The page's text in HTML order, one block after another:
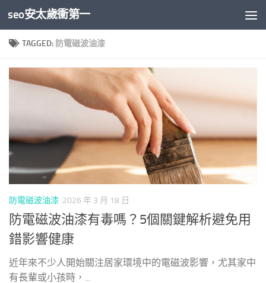
Skip to content
seo安太歲衝第一
TAGGED: 防電磁波油漆
防電磁波油漆 2026 年 3 月 18 日
防電磁波油漆有毒嗎？5個關鍵解析避免用
錯影響健康
近年來不少人開始關注居家環境中的電磁波影響，尤其家中
有長輩或小孩時，...